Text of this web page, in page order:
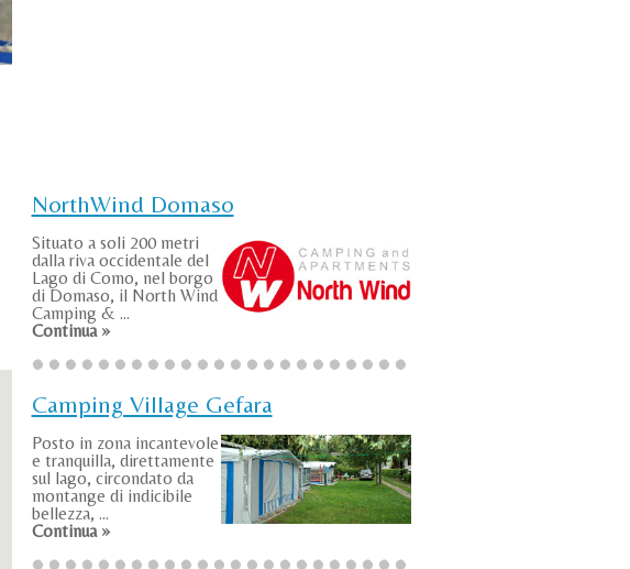
NorthWind Domaso
Situato a soli 200 metri
dalla riva occidentale del
Lago di Como, nel borgo
di Domaso, il North Wind
Camping & ...
Continua »
Camping Village Gefara
Posto in zona incantevole
e tranquilla, direttamente
sul lago, circondato da
montange di indicibile
bellezza, ...
Continua »